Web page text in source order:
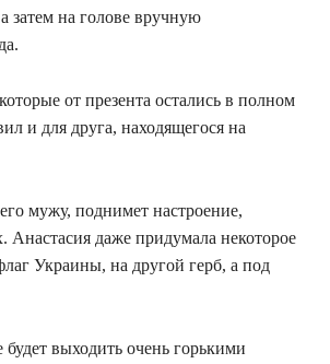
затем на голове вручную
от презента остались в полном
и для друга, находящегося на
мужу, поднимет настроение,
Анастасия даже придумала некоторое
Украины, на другой герб, а под
выходить очень горькими